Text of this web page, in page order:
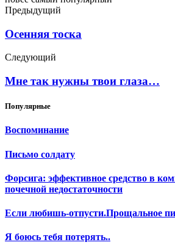
Предыдущий
Осенняя тоска
Следующий
Мне так нужны твои глаза…
Популярные
Воспоминание
Письмо солдату
Форсига: эффективное средство в
почечной недостаточности
Если любишь-отпусти.Прощальное
Я боюсь тебя потерять..